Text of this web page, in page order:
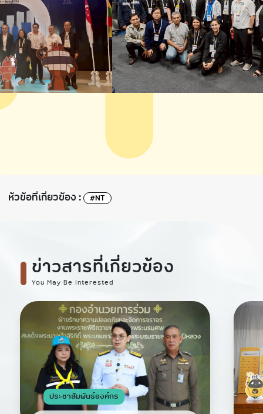
ห้วข้อที่เกี่ยวข้อง : #NT
ข่าวสารที่เกี่ยวข้อง
You May Be Interested
ประชาสัมพันธ์องค์กร